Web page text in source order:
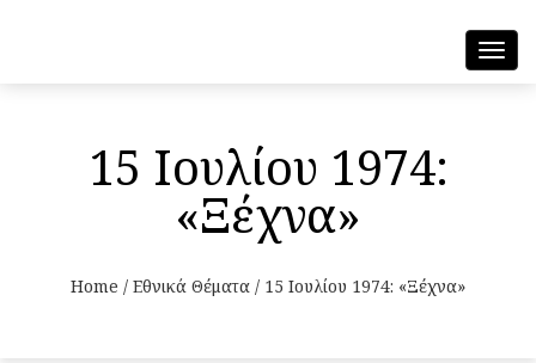
15 Ιουλίου 1974:
«Ξέχνα»
Home / Εθνικά Θέματα / 15 Ιουλίου 1974: «Ξέχνα»